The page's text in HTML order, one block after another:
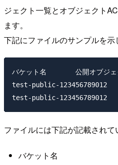
ジェクト一覧とオブジェクト
ます。
下記にファイルのサンプルを示
バケット名	公開オブジェクトキー	オブジェクトACL
test-public-123456789012	sample.txt	[{'Grantee': {'DisplayName': 'dummy-12345', 'ID': 'dummy', 'Type': 'CanonicalUser'}, 'Permission': 'FULL_CONTROL'}, {'Grantee': {'Type': 'Group', 'URI': 'http://acs.amazonaws.com/groups/global/AllUsers'}, 'Permission': 'READ'}]
ファイルには下記が記載されて
バケット名